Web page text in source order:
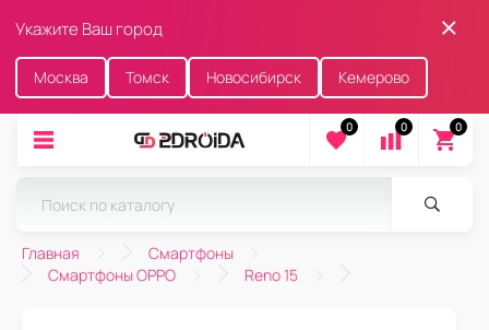
Укажите Ваш город
Москва Томск Новосибирск Кемерово
0 0 0
Главная
Смартфоны
Смартфоны OPPO
Reno 15